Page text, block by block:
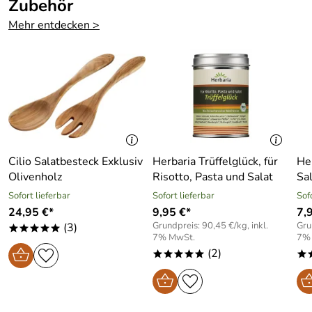
Bewertungsdatum: 09.01.2024
Zubehör
Mehr entdecken >
Cilio Salatbesteck Exklusiv
Olivenholz
Sofort lieferbar
24,95 €*
***** (3)
Herbaria Trüffelglück, für
Risotto, Pasta und Salat
Sofort lieferbar
9,95 €*
Grundpreis: 90,45 €/kg, inkl.
7% MwSt.
***** (2)